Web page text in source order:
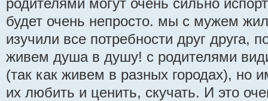
родителями могут очень сильно
будет очень непросто. мы с мужем
изучили все потребности друг друга,
живем душа в душу! с родителями
(так как живем в разных городах), но
их любить и ценить, скучать. И это